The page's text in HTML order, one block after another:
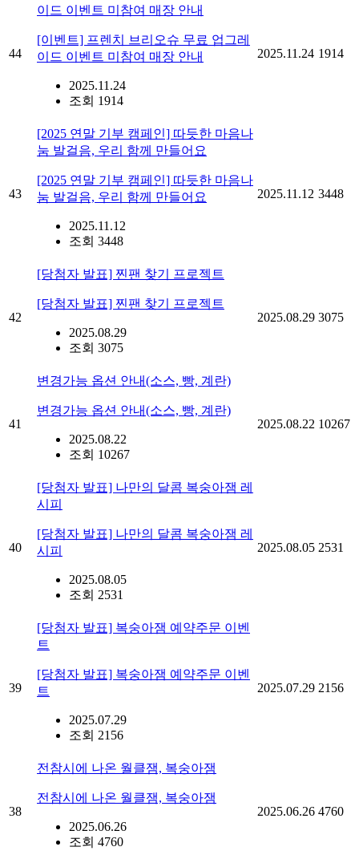
44
이드 이벤트 미참여 매장 안내
[이벤트] 프렌치 브리오슈 무료 업그레
이드 이벤트 미참여 매장 안내
2025.11.24
조회 1914
2025.11.24 1914
43
[2025 연말 기부 캠페인] 따듯한 마음나
눔 발걸음, 우리 함께 만들어요
[2025 연말 기부 캠페인] 따듯한 마음나
눔 발걸음, 우리 함께 만들어요
2025.11.12
조회 3448
2025.11.12 3448
42
[당첨자 발표] 찐팬 찾기 프로젝트
[당첨자 발표] 찐팬 찾기 프로젝트
2025.08.29
조회 3075
2025.08.29 3075
41
변경가능 옵션 안내(소스, 빵, 계란)
변경가능 옵션 안내(소스, 빵, 계란)
2025.08.22
조회 10267
2025.08.22 10267
40
[당첨자 발표] 나만의 달콤 복숭아잼 레
시피
[당첨자 발표] 나만의 달콤 복숭아잼 레
시피
2025.08.05
조회 2531
2025.08.05 2531
39
[당첨자 발표] 복숭아잼 예약주문 이벤
트
[당첨자 발표] 복숭아잼 예약주문 이벤
트
2025.07.29
조회 2156
2025.07.29 2156
38
전참시에 나온 월클잼, 복숭아잼
전참시에 나온 월클잼, 복숭아잼
2025.06.26
조회 4760
2025.06.26 4760